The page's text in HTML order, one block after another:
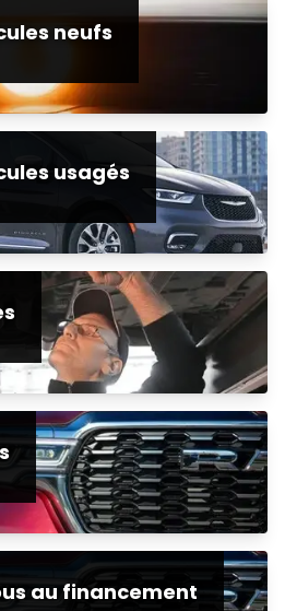
neufs
usagés
au financement